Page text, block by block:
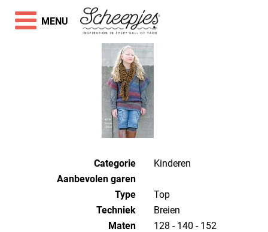
Categorie
Kinderen
Aanbevolen garen
Type
Top
Techniek
breien
Maten
128 - 140 - 152
MENU